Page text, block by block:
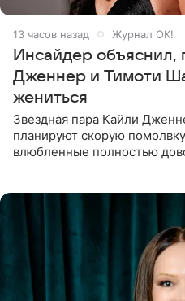
13 часов назад Журнал OK!
Инсайдер объяснил,
Дженнер и Тимоти
жениться
Звездная пара Кайли
планируют скорую
влюбленные полностью